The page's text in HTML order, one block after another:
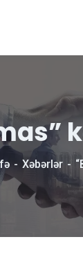
Xəbərlər